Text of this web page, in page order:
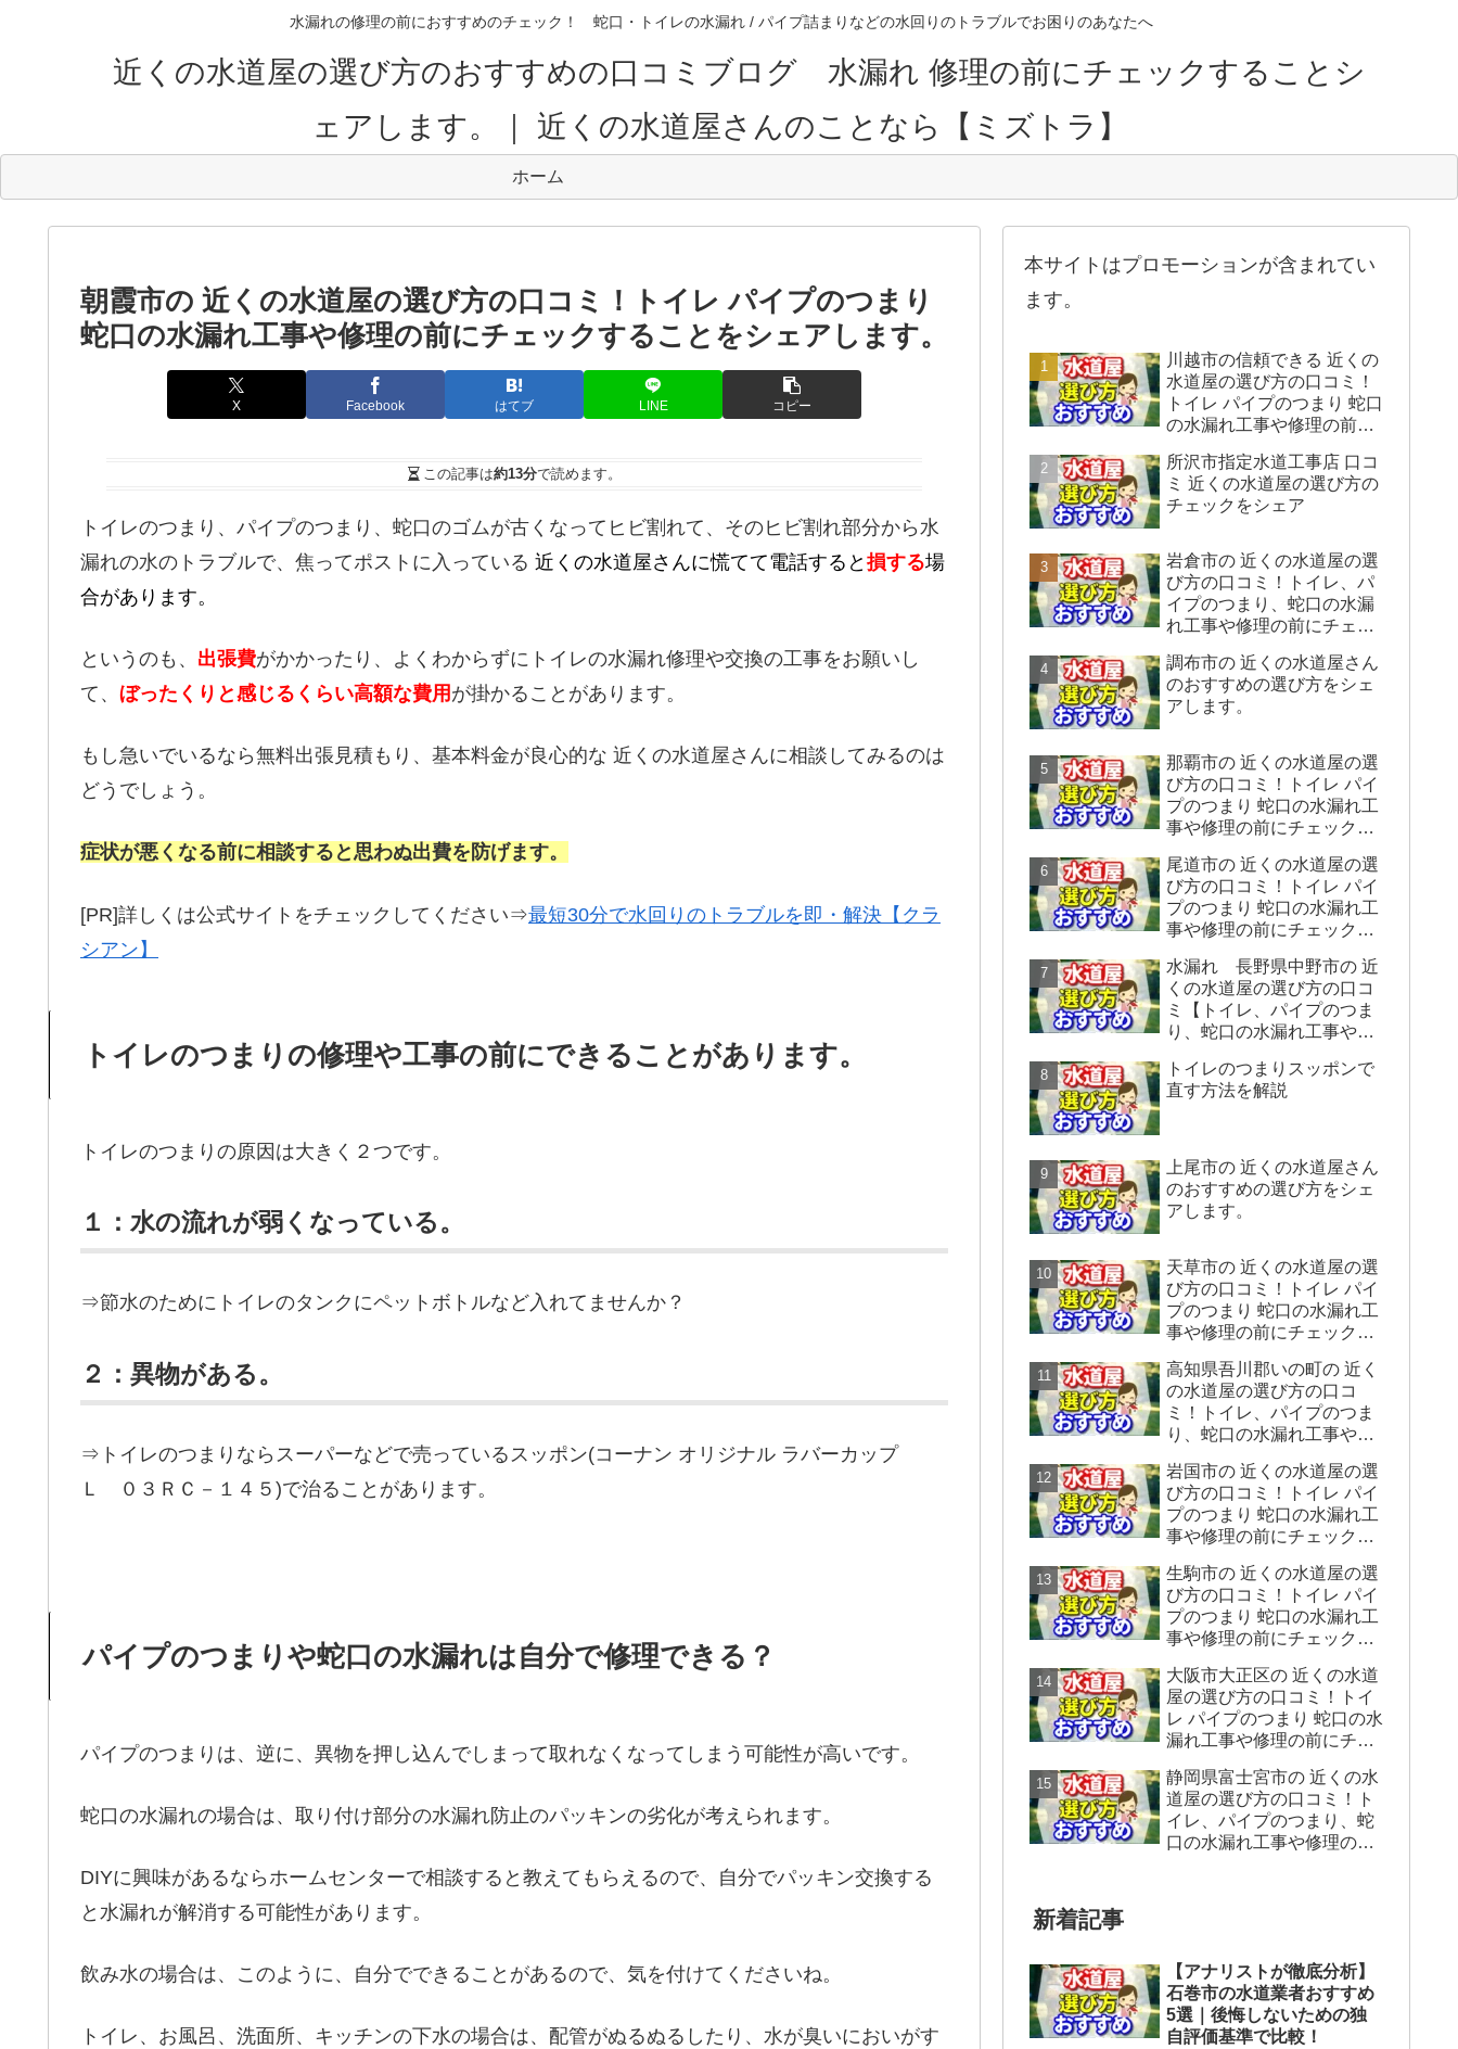
水漏れの修理の前におすすめのチェック！ 蛇口・トイレの水漏れ / パイプ詰まりなどの水回りのトラブルでお困りのあなたへ
近くの水道屋の選び方のおすすめの口コミブログ 水漏れ 修理の前にチェックすることシ
ェアします。｜ 近くの水道屋さんのことなら【ミズトラ】
ホーム
朝霞市の 近くの水道屋の選び方の口コミ！トイレ パイプのつまり
蛇口の水漏れ工事や修理の前にチェックすることをシェアします。
X Facebook はてブ LINE コピー
この記事は約13分で読めます。
トイレのつまり、パイプのつまり、蛇口のゴムが古くなってヒビ割れて、そのヒビ割れ部分から水
漏れの水のトラブルで、焦ってポストに入っている 近くの水道屋さんに慌てて電話すると 損する場
合があります。
というのも、 出張費がかかったり、よくわからずにトイレの水漏れ修理や交換の工事をお願いし
て、 ぼったくりと感じるくらい高額な費用 が掛かることがあります。
もし急いでいるなら無料出張見積もり、基本料金が良心的な 近くの水道屋さんに相談してみるのは
どうでしょう。
症状が悪くなる前に相談すると思わぬ出費を防げます。
[PR]詳しくは公式サイトをチェックしてください⇒最短30分で水回りのトラブルを即・解決【クラ
シアン】
トイレのつまりの修理や工事の前にできることがあります。
トイレのつまりの原因は大きく２つです。
１：水の流れが弱くなっている。
⇒節水のためにトイレのタンクにペットボトルなど入れてませんか？
２：異物がある。
⇒トイレのつまりならスーパーなどで売っているスッポン(コーナン オリジナル ラバーカップ
Ｌ ０３ＲＣ－１４５)で治ることがあります。
パイプのつまりや蛇口の水漏れは自分で修理できる？
パイプのつまりは、逆に、異物を押し込んでしまって取れなくなってしまう可能性が高いです。
蛇口の水漏れの場合は、取り付け部分の水漏れ防止のパッキンの劣化が考えられます。
DIYに興味があるならホームセンターで相談すると教えてもらえるので、自分でパッキン交換する
と水漏れが解消する可能性があります。
飲み水の場合は、このように、自分でできることがあるので、気を付けてくださいね。
トイレ、お風呂、洗面所、キッチンの下水の場合は、配管がぬるぬるしたり、水が臭いにおいがす
本サイトはプロモーションが含まれてい
ます。
川越市の信頼できる 近くの
水道屋の選び方の口コミ！
トイレ パイプのつまり 蛇口
の水漏れ工事や修理の前に
します。
所沢市指定水道工事店 口コ
ミ 近くの水道屋の選び方の
チェックをシェア
岩倉市の 近くの水道屋の選
び方の口コミ！トイレ、パ
イプのつまり、蛇口の水漏
れ工事や修理の前にチェッ
す。
調布市の 近くの水道屋さん
のおすすめの選び方をシェ
アします。
那覇市の 近くの水道屋の選
び方の口コミ！トイレ パイ
プのつまり 蛇口の水漏れ工
事や修理の前にチェックす
尾道市の 近くの水道屋の選
び方の口コミ！トイレ パイ
プのつまり 蛇口の水漏れ工
事や修理の前にチェックす
水漏れ 長野県中野市の 近
くの水道屋の選び方の口コ
ミ【トイレ、パイプのつま
り、蛇口の水漏れ工事や修
をシェアします】
トイレのつまりスッポンで
直す方法を解説
上尾市の 近くの水道屋さん
のおすすめの選び方をシェ
アします。
天草市の 近くの水道屋の選
び方の口コミ！トイレ パイ
プのつまり 蛇口の水漏れ工
事や修理の前にチェックす
高知県吾川郡いの町の 近く
の水道屋の選び方の口コ
ミ！トイレ、パイプのつま
り、蛇口の水漏れ工事や修
をシェアします。
岩国市の 近くの水道屋の選
び方の口コミ！トイレ パイ
プのつまり 蛇口の水漏れ工
事や修理の前にチェックす
生駒市の 近くの水道屋の選
び方の口コミ！トイレ パイ
プのつまり 蛇口の水漏れ工
事や修理の前にチェックす
大阪市大正区の 近くの水道
屋の選び方の口コミ！トイ
レ パイプのつまり 蛇口の水
漏れ工事や修理の前にチェ
す。
静岡県富士宮市の 近くの水
道屋の選び方の口コミ！ト
イレ、パイプのつまり、蛇
口の水漏れ工事や修理の前
新着記事
【アナリストが徹底分析】
石巻市の水道業者おすすめ
5選｜後悔しないための独
自評価基準で比較！